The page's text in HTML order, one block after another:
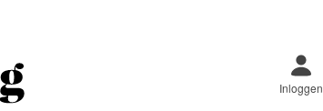
Inloggen